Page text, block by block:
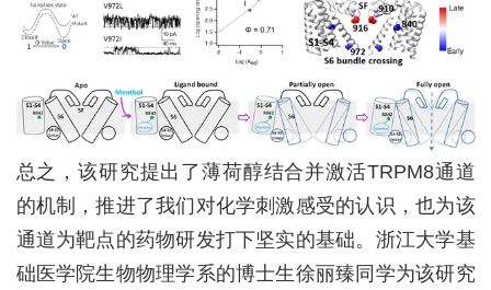
总之，该研究提出了薄荷醇结合并激活TRPM8通道
的机制，推进了我们对化学刺激感受的认识，也为该
通道为靶点的药物研发打下坚实的基础。浙江大学基
础医学院生物物理学系的博士生徐丽臻同学为该研究